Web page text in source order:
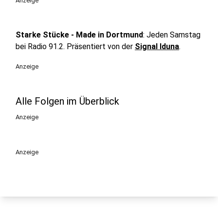
Starke Stücke - Made in Dortmund: Jeden Samstag
bei Radio 91.2. Präsentiert von der Signal Iduna.
Anzeige
Alle Folgen im Überblick
Anzeige
Anzeige